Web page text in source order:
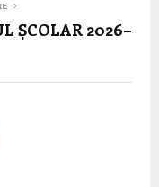
ȘCOLAR 2026–